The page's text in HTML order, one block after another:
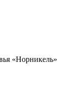
«Норникель»